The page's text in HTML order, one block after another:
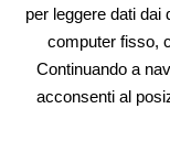
Tel. 0783.302934
Email:
PEC:
P.IVA: 00720010958
per leggere dati dai
computer fisso,
Continuando a
acconsenti al